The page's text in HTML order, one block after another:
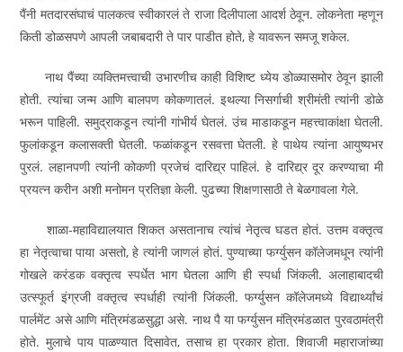
पैंनी मतदारसंघाचं पालकत्व स्वीकारलं ते राजा दिलीपाला आदर्श ठेवून. लोकनेता म्हणून
किती डोळसपणे आपली जबाबदारी ते पार पाडीत होते, हे यावरून समजू शकेल.
नाथ पैंच्या व्यक्तिमत्त्वाची उभारणीच काही विशिष्ट ध्येय डोळ्यासमोर ठेवून झाली
होती. त्यांचा जन्म आणि बालपण कोकणातलं. इथल्या निसर्गाची श्रीमंती त्यांनी डोळे
भरून पाहिली. समुद्राकडून त्यांनी गांभीर्य घेतलं. उंच माडाकडून महत्त्वाकांक्षा घेतली.
फुलांकडून कलासक्ती घेतली. फळांकडून रसवत्ता घेतली. हे पाथेय त्यांना आयुष्यभर
पुरलं. लहानपणी त्यांनी कोकणी प्रजेचं दारिद्य्र पाहिलं. हे दारिद्य्र दूर करण्याचा मी
प्रयत्न करीन अशी मनोमन प्रतिज्ञा केली. पुढच्या शिक्षणासाठी ते बेळगावला गेले.
शाळा-महाविद्यालयात शिकत असतानाच त्यांचं नेतृत्व घडत होतं. उत्तम वक्तृत्व
हा नेतृत्वाचा पाया असतो, हे त्यांनी जाणलं होतं. पुण्याच्या फर्ग्युसन कॉलेजमधून त्यांनी
गोखले करंडक वक्तृत्व स्पर्धेत भाग घेतला आणि ही स्पर्धा जिंकली. अलाहाबादची
उत्स्फूर्त इंग्रजी वक्तृत्व स्पर्धाही त्यांनी जिंकली. फर्ग्युसन कॉलेजमध्ये विद्यार्थ्यांचं
पार्लमेंट असे आणि मंत्रिमंडळसुद्धा असे. नाथ पै या फर्ग्युसन मंत्रिमंडळात पुरवठामंत्री
होते. मुलाचे पाय पाळण्यात दिसावेत, तसाच हा प्रकार होता. शिवाजी महाराजांच्या